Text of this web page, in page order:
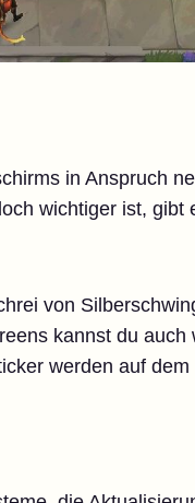
in Anspruch
wichtiger ist, gibt
von
kannst du
werden auf